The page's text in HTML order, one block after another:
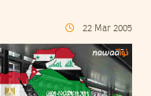
22 Mar 2005